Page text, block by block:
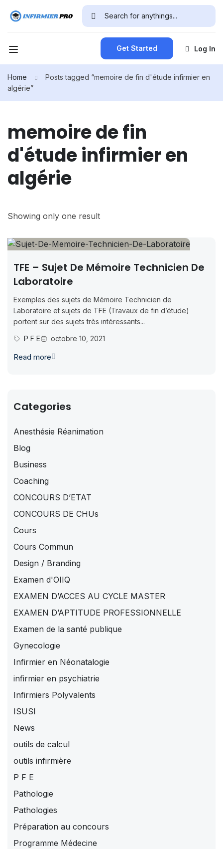
Get Started Log In
Home
Posts tagged “memoire de fin d'étude infirmier en
algérie”
memoire de fin
d'étude infirmier en
algérie
Showing only one result
TFE – Sujet De Mémoire Technicien De
Laboratoire
Exemples des sujets de Mémoire Technicien de
Laboratoire et sujets de TFE (Travaux de fin d’étude)
portent sur des sujets très intéressants...
P F E
octobre 10, 2021
Read more
Categories
Anesthésie Réanimation
Blog
Business
Coaching
CONCOURS D’ETAT
CONCOURS DE CHUs
Cours
Cours Commun
Design / Branding
Examen d'OIIQ
EXAMEN D’ACCES AU CYCLE MASTER
EXAMEN D’APTITUDE PROFESSIONNELLE
Examen de la santé publique
Gynecologie
Infirmier en Néonatalogie
infirmier en psychiatrie
Infirmiers Polyvalents
ISUSI
News
outils de calcul
outils infirmière
P F E
Pathologie
Pathologies
Préparation au concours
Programme Médecine